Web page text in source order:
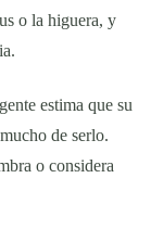
o la higuera, y
estima que su
de serlo.
o considera